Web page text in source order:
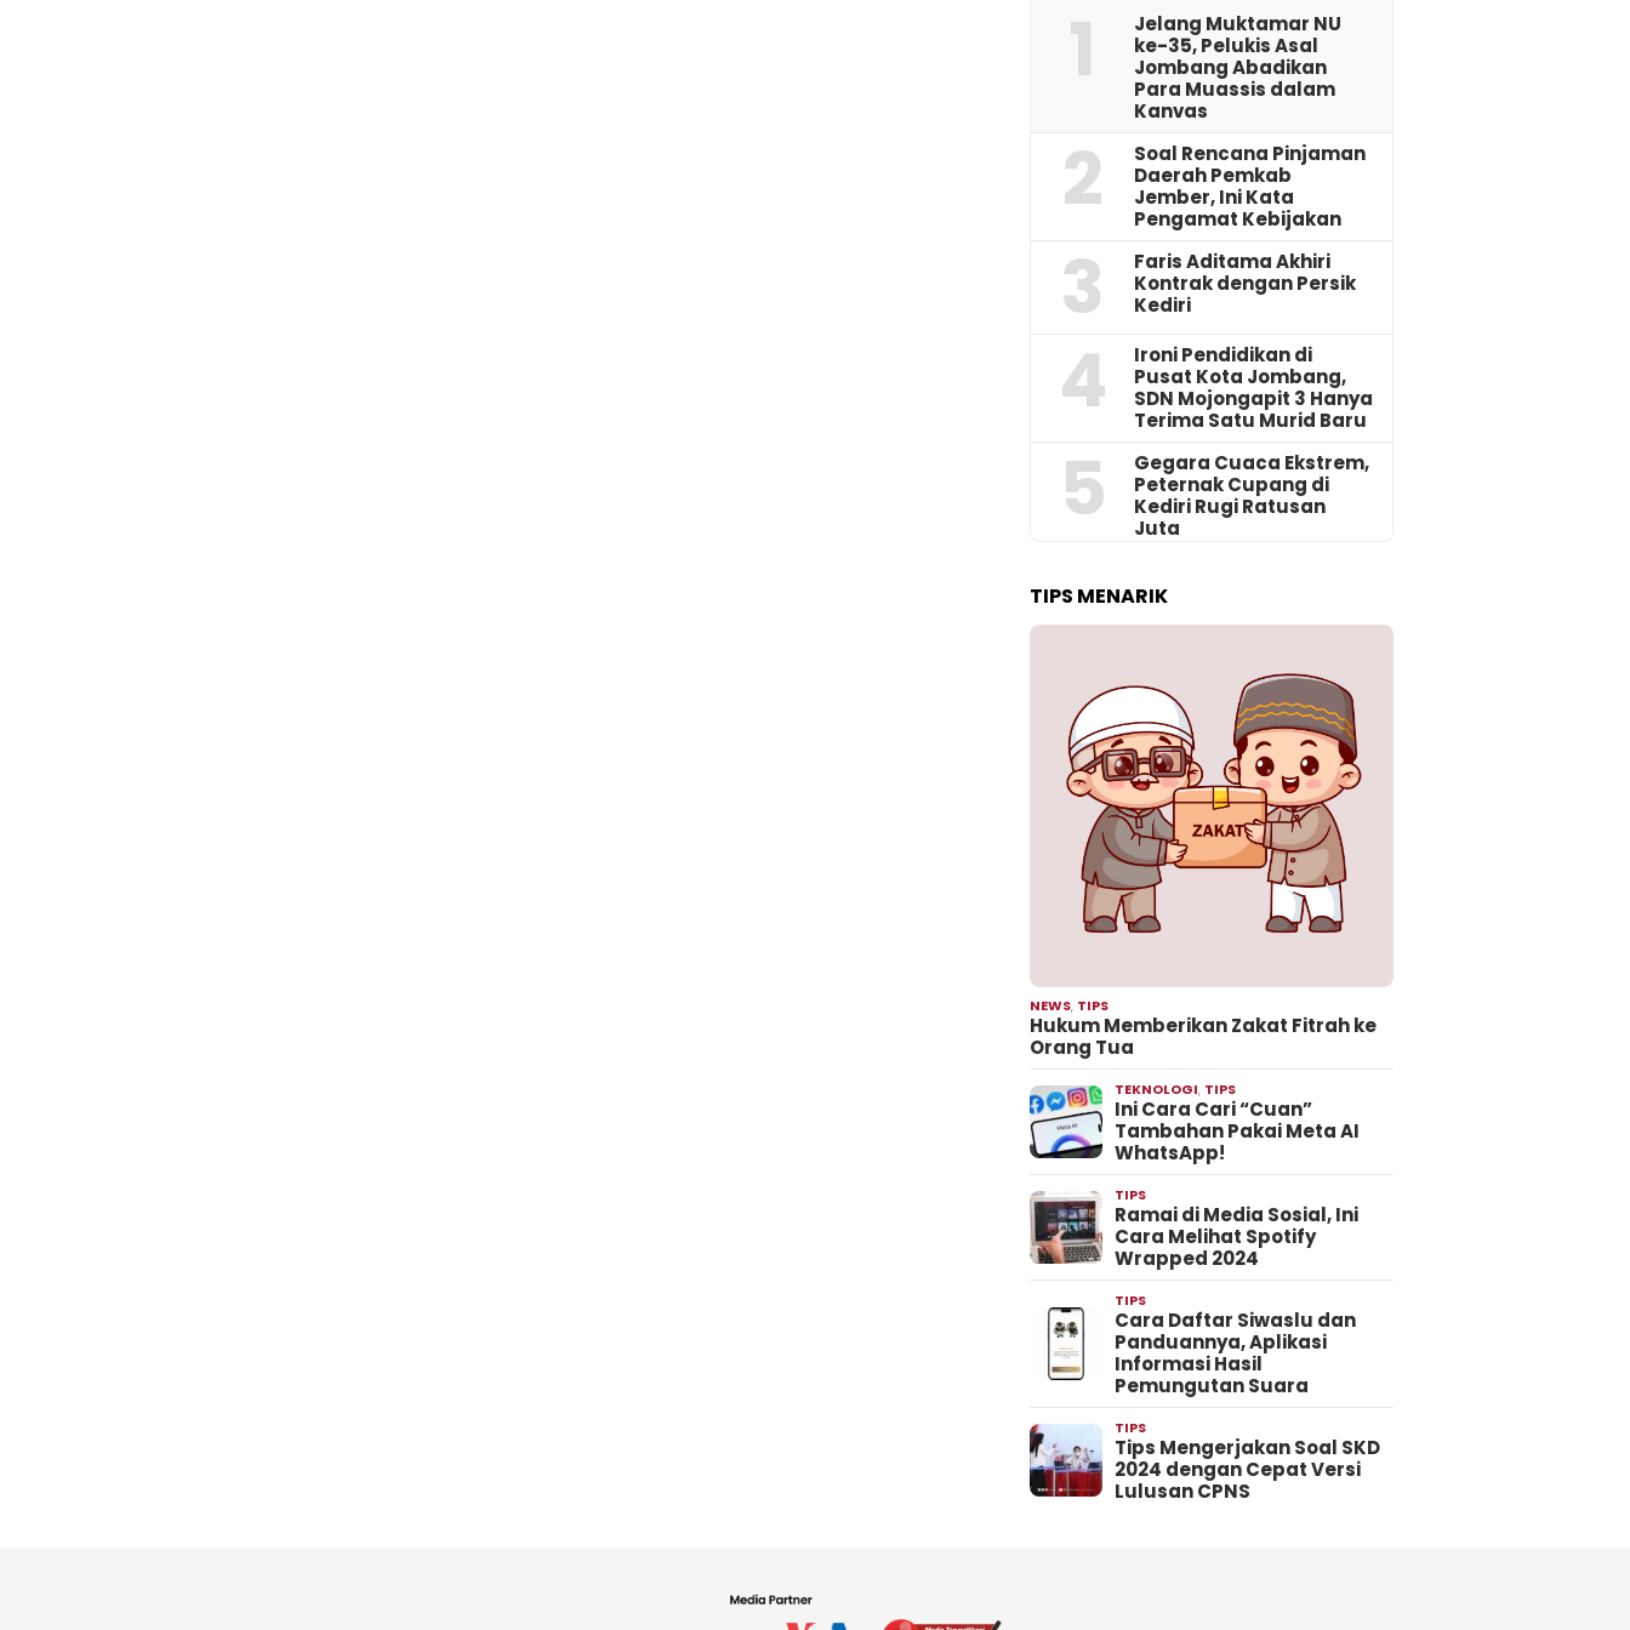
1
Jelang Muktamar NU
ke-35, Pelukis Asal
Jombang Abadikan
Para Muassis dalam
Kanvas
2
‎Soal Rencana Pinjaman
Daerah Pemkab
Jember, Ini Kata
Pengamat Kebijakan ‎
3
Faris Aditama Akhiri
Kontrak dengan Persik
Kediri
4
Ironi Pendidikan di
Pusat Kota Jombang,
SDN Mojongapit 3 Hanya
Terima Satu Murid Baru
5
‎Gegara Cuaca Ekstrem,
Peternak Cupang di
Kediri Rugi Ratusan
Juta
TIPS MENARIK
NEWS, TIPS
Hukum Memberikan Zakat Fitrah ke
Orang Tua
TEKNOLOGI, TIPS
Ini Cara Cari “Cuan”
Tambahan Pakai Meta AI
WhatsApp!
TIPS
Ramai di Media Sosial, Ini
Cara Melihat Spotify
Wrapped 2024
TIPS
Cara Daftar Siwaslu dan
Panduannya, Aplikasi
Informasi Hasil
Pemungutan Suara
TIPS
Tips Mengerjakan Soal SKD
2024 dengan Cepat Versi
Lulusan CPNS